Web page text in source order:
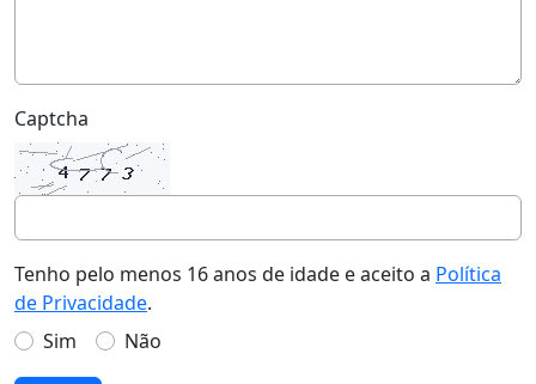
Captcha
Tenho pelo menos 16 anos de idade e aceito a Política
de Privacidade.
Sim
Não